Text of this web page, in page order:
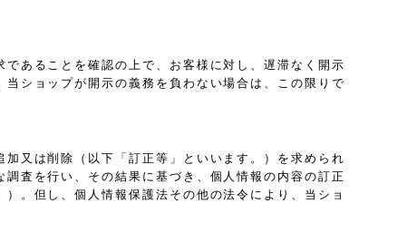
あることを確認の上で、お客様に対し、遅滞なく開示
ショップが開示の義務を負わない場合は、この限りで
又は削除（以下「訂正等」といいます。）を求められ
査を行い、その結果に基づき、個人情報の内容の訂正
。但し、個人情報保護法その他の法令により、当ショ